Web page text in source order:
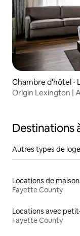
Chambre d'hôtel ⋅
Origin Lexington |
Destinations
Autres types de
Locations de
Fayette County
Fayette County